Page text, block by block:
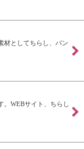
材としてちらし、パン
。WEBサイト、ちらし